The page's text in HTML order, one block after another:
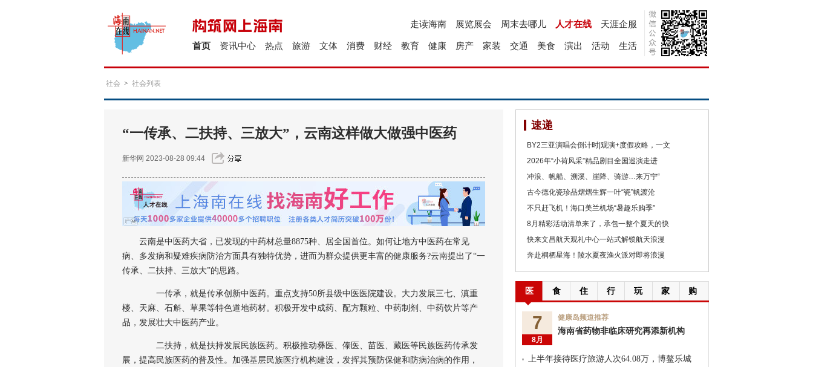
天涯企服
人才在线
周末去哪儿
展览展会
走读海南
生活
活动
演出
美食
交通
家装
房产
健康
教育
财经
消费
文体
旅游
热点
资讯中心
首页
社会 > 社会列表
“一传承、二扶持、三放大”，云南这样做大做强中医药
新华网 2023-08-28 09:44
云南是中医药大省，已发现的中药材总量8875种、居全国首位。如何让地方中医药在常见
病、多发病和疑难疾病防治方面具有独特优势，进而为群众提供更丰富的健康服务?云南提出了“一
传承、二扶持、三放大”的思路。
一传承，就是传承创新中医药。重点支持50所县级中医医院建设。大力发展三七、滇重
楼、天麻、石斛、草果等特色道地药材。积极开发中成药、配方颗粒、中药制剂、中药饮片等产
品，发展壮大中医药产业。
二扶持，就是扶持发展民族医药。积极推动彝医、傣医、苗医、藏医等民族医药传承发
展，提高民族医药的普及性。加强基层民族医疗机构建设，发挥其预防保健和防病治病的作用，
速递
BY2三亚演唱会倒计时|观演+度假攻略，一文
2026年“小荷风采”精品剧目全国巡演走进
冲浪、帆船、溯溪、崖降、骑游…来万宁“
古今德化瓷珍品熠熠生辉一叶“瓷”帆渡沧
不只赶飞机！海口美兰机场“暑趣乐购季”
8月精彩活动清单来了，承包一整个夏天的快
快来文昌航天观礼中心一站式解锁航天浪漫
奔赴桐栖星海！陵水夏夜渔火派对即将浪漫
医 食 住 行 玩 家 购
7
8月
健康岛频道推荐
海南省药物非临床研究再添新机构
上半年接待医疗旅游人次64.08万，博鳌乐城